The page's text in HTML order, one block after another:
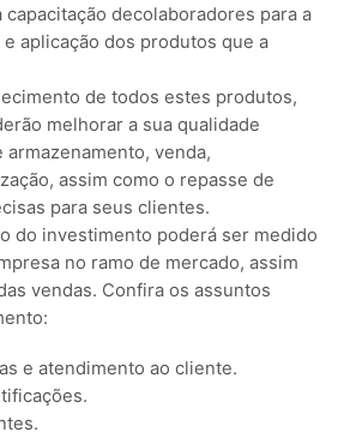
decolaboradores para a
aplicação dos produtos que a
de todos estes produtos,
melhorar a sua qualidade
venda,
assim como o repasse de
para seus clientes.
do investimento poderá ser medido
no ramo de mercado, assim
vendas. Confira os assuntos
e atendimento ao cliente.